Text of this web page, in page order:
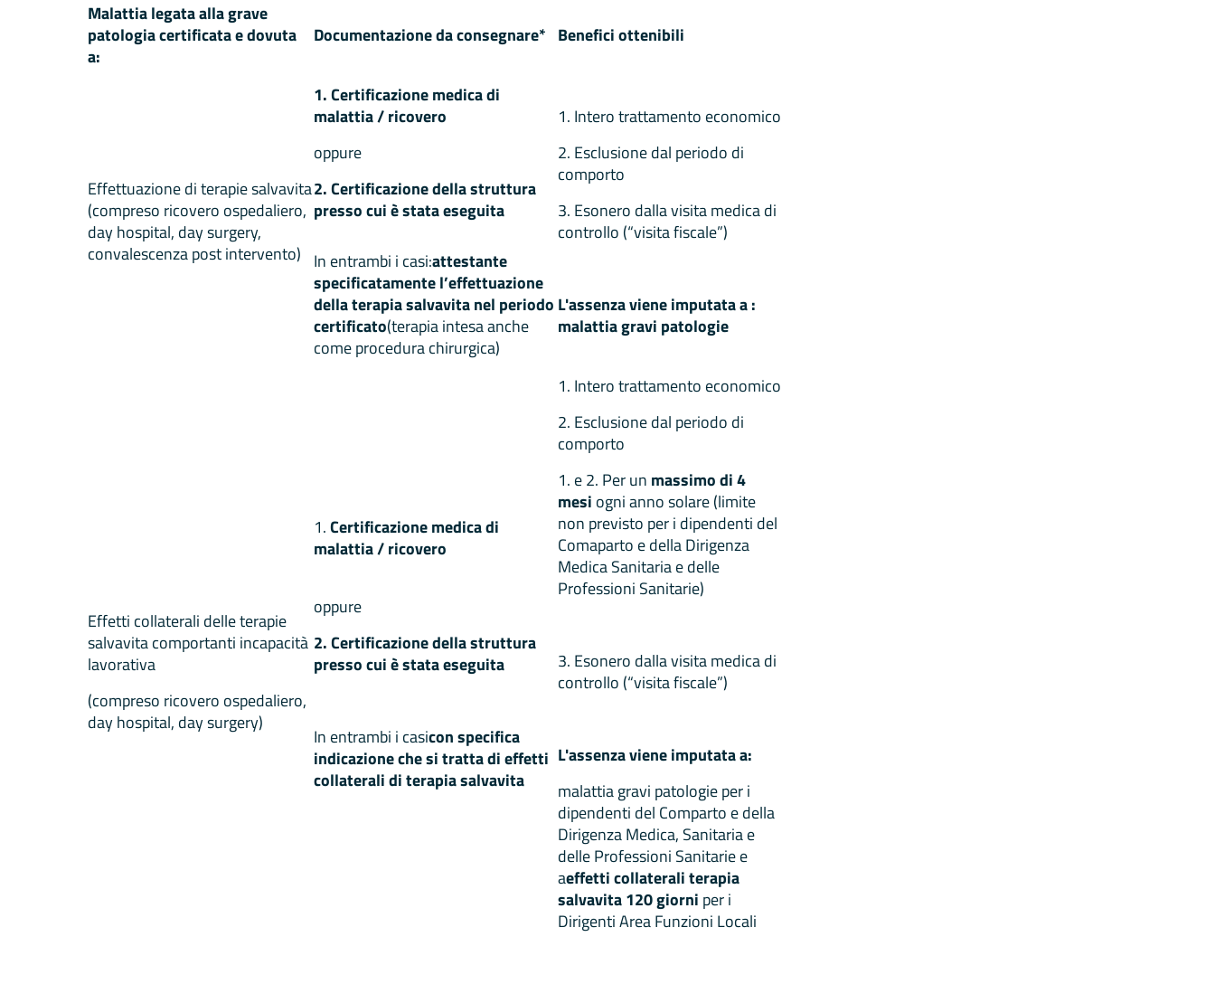
Malattia legata alla grave
patologia certificata e dovuta
a:
Documentazione da consegnare* Benefici ottenibili
Effettuazione di terapie salvavita
(compreso ricovero ospedaliero,
day hospital, day surgery,
convalescenza post intervento)
1. Certificazione medica di
malattia / ricovero
oppure
2. Certificazione della struttura
presso cui è stata eseguita
In entrambi i casi:attestante
specificatamente l’effettuazione
della terapia salvavita nel periodo
certificato(terapia intesa anche
come procedura chirurgica)
1. Intero trattamento economico
2. Esclusione dal periodo di
comporto
3. Esonero dalla visita medica di
controllo (“visita fiscale”)
L'assenza viene imputata a :
malattia gravi patologie
Effetti collaterali delle terapie
salvavita comportanti incapacità
lavorativa
(compreso ricovero ospedaliero,
day hospital, day surgery)
1.Certificazione medica di
malattia / ricovero
oppure
2. Certificazione della struttura
presso cui è stata eseguita
In entrambi i casicon specifica
indicazione che si tratta di effetti
collaterali di terapia salvavita
1. Intero trattamento economico
2. Esclusione dal periodo di
comporto
1. e 2. Per un massimo di 4
mesi ogni anno solare (limite
non previsto per i dipendenti del
Comaparto e della Dirigenza
Medica Sanitaria e delle
Professioni Sanitarie)
3. Esonero dalla visita medica di
controllo (“visita fiscale”)
L'assenza viene imputata a:
malattia gravi patologie per i
dipendenti del Comparto e della
Dirigenza Medica, Sanitaria e
delle Professioni Sanitarie e
aeffetti collaterali terapia
salvavita 120 giorni per i
Dirigenti Area Funzioni Locali